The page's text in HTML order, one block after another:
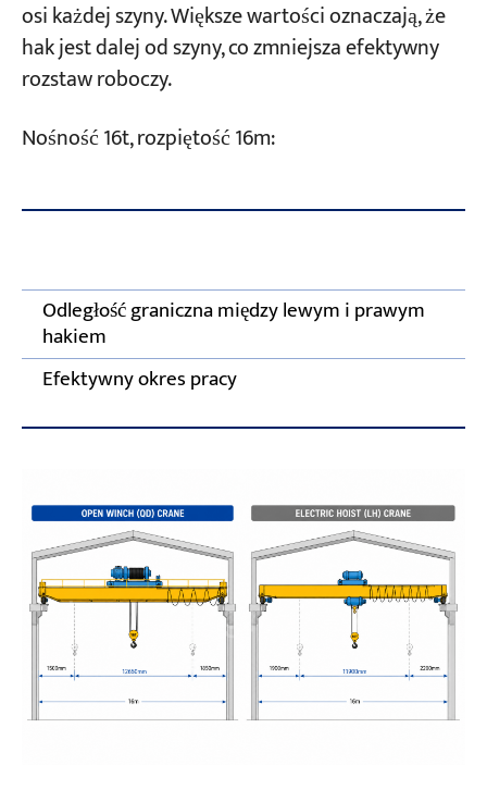
osi każdej szyny. Większe wartości oznaczają, że
hak jest dalej od szyny, co zmniejsza efektywny
rozstaw roboczy.
Nośność 16t, rozpiętość 16m:
Odległość graniczna między lewym i prawym
hakiem
Efektywny okres pracy